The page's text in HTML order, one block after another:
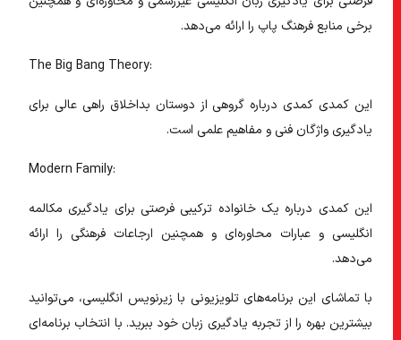
برخی منابع فرهنگ پاپ را ارائه می‌دهد.
The Big Bang Theory:
این کمدی کمدی درباره گروهی از دوستان بداخلاق راهی عالی برای
یادگیری واژگان فنی و مفاهیم علمی است.
Modern Family:
این کمدی درباره یک خانواده ترکیبی فرصتی برای یادگیری مکالمه
انگلیسی و عبارات محاوره‌ای و همچنین ارجاعات فرهنگی را ارائه
می‌دهد.
با تماشای این برنامه‌های تلویزیونی با زیرنویس انگلیسی، می‌توانید
بیشترین بهره را از تجربه یادگیری زبان خود ببرید. با انتخاب برنامه‌ای